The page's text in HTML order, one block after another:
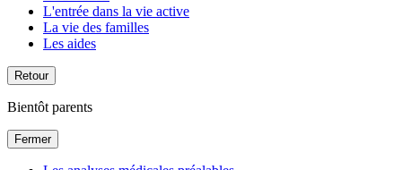
L'entrée dans la vie active
La vie des familles
Les aides
Retour
Bientôt parents
Fermer